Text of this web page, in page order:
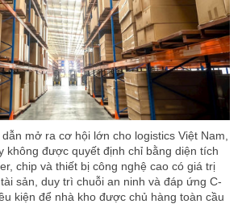
mở ra cơ hội lớn cho logistics Việt Nam,
không được quyết định chỉ bằng diện tích
chip và thiết bị công nghệ cao có giá trị
sản, duy trì chuỗi an ninh và đáp ứng C-
kiện để nhà kho được chủ hàng toàn cầu